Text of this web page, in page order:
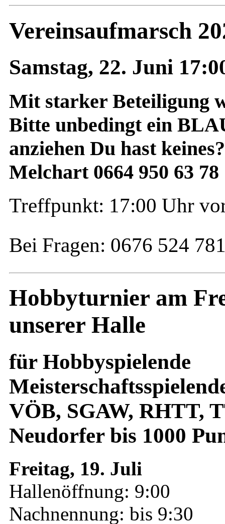
Vereinsaufmarsch
Samstag, 22. Juni
Mit starker Beteiligung
Bitte unbedingt ein
anziehen Du hast
Melchart 0664 950 63 78
Treffpunkt: 17:00 Uhr
Bei Fragen: 0676 524
Hobbyturnier am
unserer Halle
für Hobbyspielende
VÖB, SGAW, RHTT,
Neudorfer bis 1000
Freitag, 19. Juli
Hallenöffnung: 9:00
Nachnennung: bis 9:30